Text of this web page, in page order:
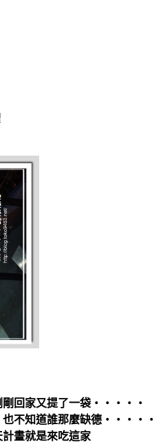
剛剛回家又提了一袋‧‧‧‧‧
也不知道誰那麼缺德‧‧‧‧‧
畫就是來吃這家